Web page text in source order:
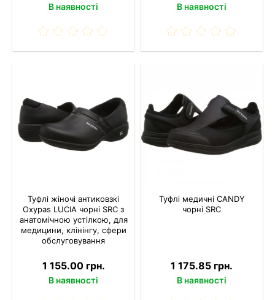
В наявності В наявності
Туфлі жіночі антиковзкі
Oxypas LUCIA чорні SRC з
анатомічною устілкою, для
медицини, клінінгу, сфери
обслуговування
1 155.00 грн.
В наявності
Туфлі медичні CANDY
чорні SRC
1 175.85 грн.
В наявності